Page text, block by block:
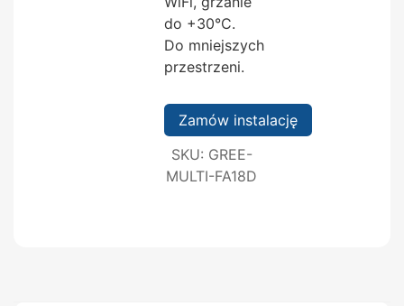
do +30°C.
Do mniejszych
przestrzeni.
Zamów instalację
SKU: GREE-
MULTI-FA18D